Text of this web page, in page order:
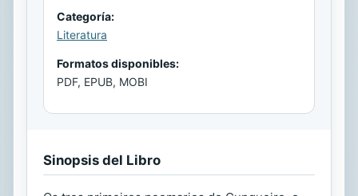
Categoría:
Literatura
Formatos disponibles:
PDF, EPUB, MOBI
Sinopsis del Libro